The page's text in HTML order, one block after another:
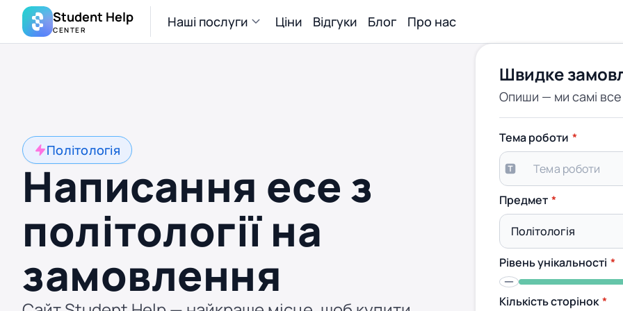
Student Help
CENTER Наші послуги Ціни Відгуки Блог Про нас
Політологія
Написання есе з
політології на
замовлення
Швидке
Опиши — ми самі
Тема роботи
Предмет
Рівень унікальності
Кількість сторінок